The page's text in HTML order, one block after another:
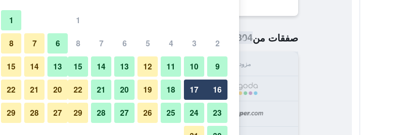
صفقات من304 ﷼
مزود الإجمالي في الليلة
304 ﷼ عرض الصفقة
305 ﷼ عرض الصفقة
غرفة نوم
صور لـ دومون هوتل
1
2
3
4
5
6
7
8
9
10
11
12
13
14
15
16
17
18
19
20
21
22
23
24
25
26
27
28
29
1
6
7
8
13
14
15
20
21
22
27
28
29